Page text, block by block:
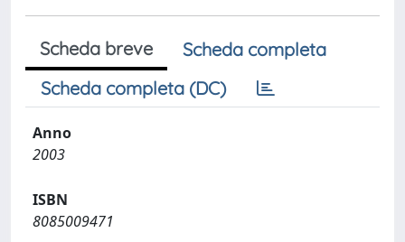
Scheda breve
Scheda completa
Scheda completa (DC)
Anno
2003
ISBN
8085009471